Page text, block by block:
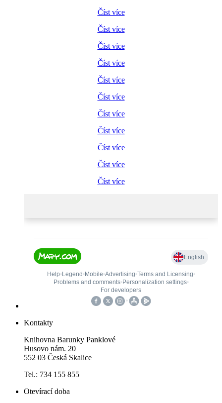
Číst více
Číst více
Číst více
Číst více
Číst více
Číst více
Číst více
Číst více
Číst více
Číst více
Číst více
Kontakty
Knihovna Barunky Panklové
Husovo nám. 20
552 03 Česká Skalice
Tel.: 734 155 855
Otevírací doba